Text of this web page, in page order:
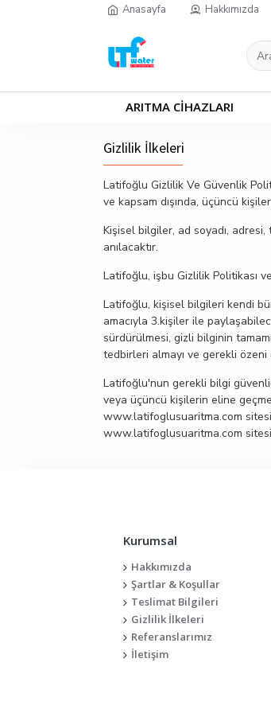
Anasayfa Hakkımızda
ARITMA CİHAZLARI
Gizlilik İlkeleri
Latifoğlu Gizlilik Ve Güvenlik
ve kapsam dışında, üçüncü
Kişisel bilgiler, ad soyadı,
anılacaktır.
Latifoğlu, işbu Gizlilik Politikası
Latifoğlu, kişisel bilgileri kendi
amacıyla 3.kişiler ile
sürdürülmesi, gizli bilginin
tedbirleri almayı ve gerekli
Latifoğlu'nun gerekli bilgi
veya üçüncü kişilerin eline
www.latifoglusuaritma.com
www.latifoglusuaritma.com
Kurumsal
Hakkımızda
Şartlar & Koşullar
Teslimat Bilgileri
Gizlilik İlkeleri
Referanslarımız
İletişim